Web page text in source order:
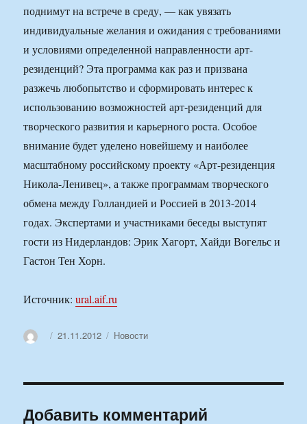
поднимут на встрече в среду, — как увязать
индивидуальные желания и ожидания с требованиями
и условиями определенной направленности арт-
резиденций? Эта программа как раз и призвана
разжечь любопытство и сформировать интерес к
использованию возможностей арт-резиденций для
творческого развития и карьерного роста. Особое
внимание будет уделено новейшему и наиболее
масштабному российскому проекту «Арт-резиденция
Никола-Ленивец», а также программам творческого
обмена между Голландией и Россией в 2013-2014
годах. Экспертами и участниками беседы выступят
гости из Нидерландов: Эрик Хагорт, Хайди Вогельс и
Гастон Тен Хорн.
Источник:ural.aif.ru
АвторОпубликовано
21.11.2012 Рубрики
Новости
Добавить комментарий